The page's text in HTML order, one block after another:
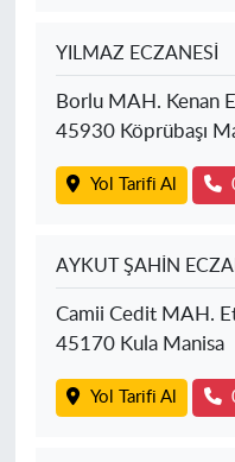
YILMAZ ECZANESİ
Borlu MAH. Kenan
45930 Köprübaşı
Yol Tarifi Al
AYKUT ŞAHİN
Camii Cedit MAH.
45170 Kula Manisa
Yol Tarifi Al